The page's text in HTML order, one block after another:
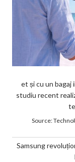
et și cu un bagaj
studiu recent
Source:
Samsung